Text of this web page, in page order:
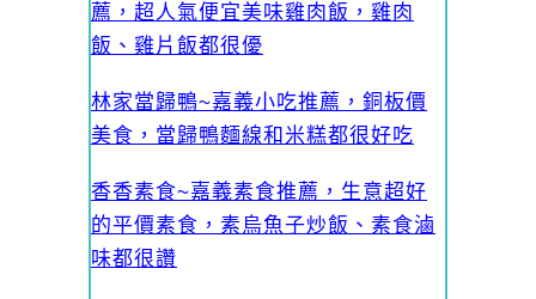
薦，超人氣便宜美味雞肉飯，雞肉
飯、雞片飯都很優
林家當歸鴨~嘉義小吃推薦，銅板價
美食，當歸鴨麵線和米糕都很好吃
香香素食~嘉義素食推薦，生意超好
的平價素食，素烏魚子炒飯、素食滷
味都很讚